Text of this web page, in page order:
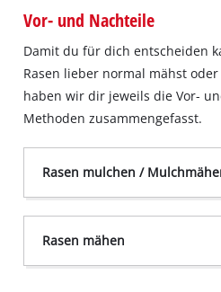
Vor- und Nachteile
Damit du für dich entscheiden
Rasen lieber normal mähst
haben wir dir jeweils die Vor-
Methoden zusammengefasst.
Rasen mulchen /
Nährstoffrückführung:
Rasen mähen